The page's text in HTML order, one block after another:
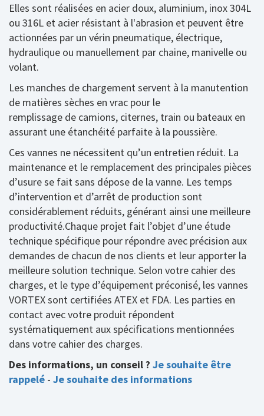
Elles sont réalisées en acier doux, aluminium, inox 304L
ou 316L et acier résistant à l'abrasion et peuvent être
actionnées par un vérin pneumatique, électrique,
hydraulique ou manuellement par chaine, manivelle ou
volant.
Les manches de chargement servent à la manutention
de matières sèches en vrac pour le
remplissage de camions, citernes, train ou bateaux en
assurant une étanchéité parfaite à la poussière.
Ces vannes ne nécessitent qu’un entretien réduit. La
maintenance et le remplacement des principales pièces
d’usure se fait sans dépose de la vanne. Les temps
d’intervention et d’arrêt de production sont
considérablement réduits, générant ainsi une meilleure
productivité.Chaque projet fait l’objet d’une étude
technique spécifique pour répondre avec précision aux
demandes de chacun de nos clients et leur apporter la
meilleure solution technique. Selon votre cahier des
charges, et le type d’équipement préconisé, les vannes
VORTEX sont certifiées ATEX et FDA. Les parties en
contact avec votre produit répondent
systématiquement aux spécifications mentionnées
dans votre cahier des charges.
Des informations, un conseil ? Je souhaite être
rappelé - Je souhaite des informations